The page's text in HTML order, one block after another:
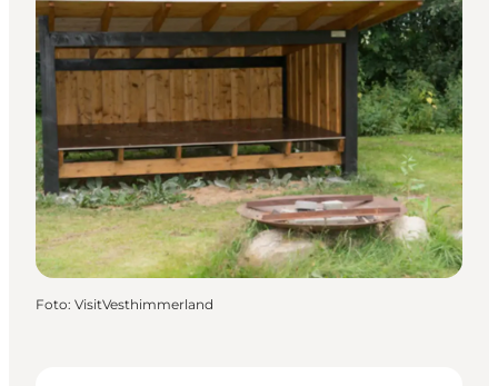
Planlæg din ferie
Book Oplevelser
Praktisk info
Foto: VisitVesthimmerland